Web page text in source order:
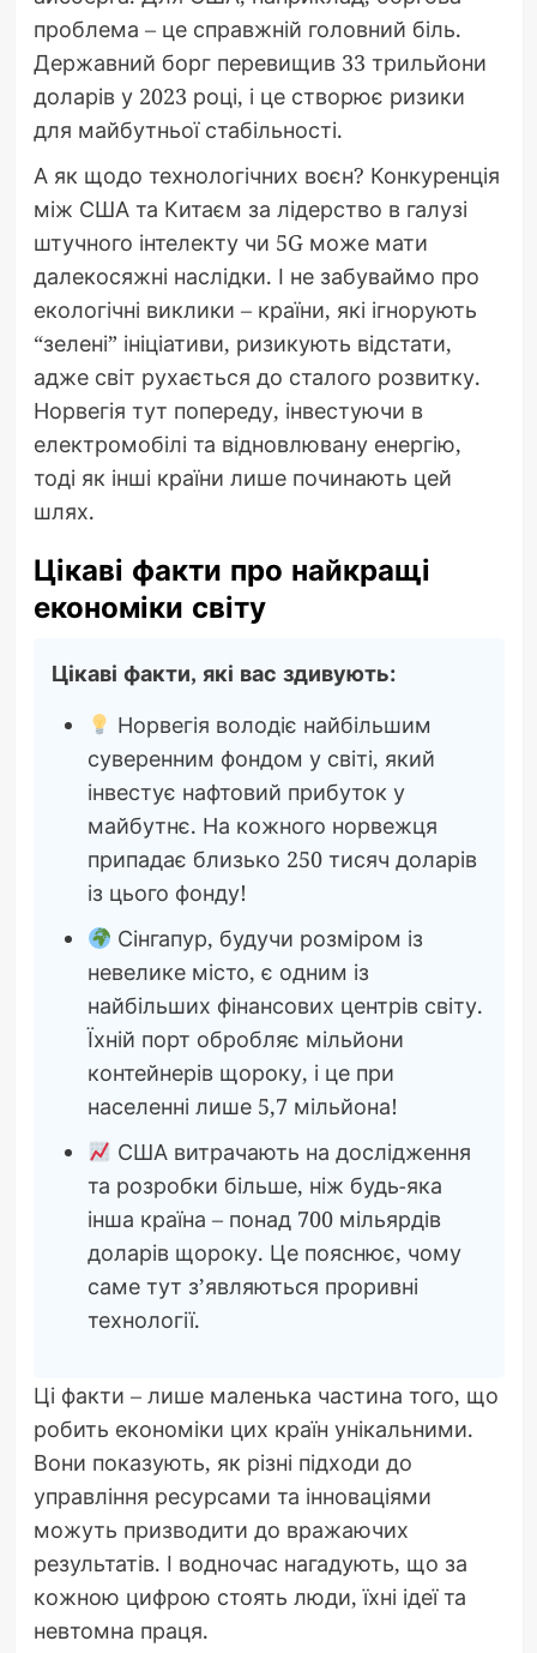
проблема – це справжній головний біль.
Державний борг перевищив 33 трильйони
доларів у 2023 році, і це створює ризики
для майбутньої стабільності.
А як щодо технологічних воєн? Конкуренція
між США та Китаєм за лідерство в галузі
штучного інтелекту чи 5G може мати
далекосяжні наслідки. І не забуваймо про
екологічні виклики – країни, які ігнорують
“зелені” ініціативи, ризикують відстати,
адже світ рухається до сталого розвитку.
Норвегія тут попереду, інвестуючи в
електромобілі та відновлювану енергію,
тоді як інші країни лише починають цей
шлях.
Цікаві факти про найкращі
економіки світу
Цікаві факти, які вас здивують:
Норвегія володіє найбільшим
суверенним фондом у світі, який
інвестує нафтовий прибуток у
майбутнє. На кожного норвежця
припадає близько 250 тисяч доларів
із цього фонду!
Сінгапур, будучи розміром із
невелике місто, є одним із
найбільших фінансових центрів світу.
Їхній порт обробляє мільйони
контейнерів щороку, і це при
населенні лише 5,7 мільйона!
США витрачають на дослідження
та розробки більше, ніж будь-яка
інша країна – понад 700 мільярдів
доларів щороку. Це пояснює, чому
саме тут з’являються проривні
технології.
Ці факти – лише маленька частина того, що
робить економіки цих країн унікальними.
Вони показують, як різні підходи до
управління ресурсами та інноваціями
можуть призводити до вражаючих
результатів. І водночас нагадують, що за
кожною цифрою стоять люди, їхні ідеї та
невтомна праця.